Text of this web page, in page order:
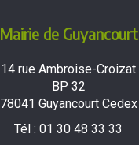
Mairie de Guyancourt
14 rue Ambroise-Croizat
BP 32
78041 Guyancourt Cedex
Tél : 01 30 48 33 33